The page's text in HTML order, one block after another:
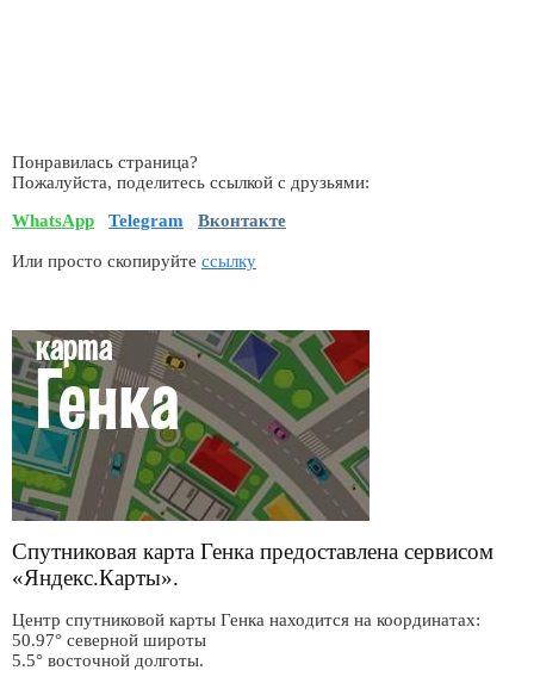
Понравилась страница?
Пожалуйста, поделитесь ссылкой с друзьями:
WhatsApp
Telegram Вконтакте
Или просто скопируйте ссылку
Спутниковая карта Генка предоставлена сервисом
«Яндекс.Карты».
Центр спутниковой карты Генка находится на координатах:
50.97° северной широты
5.5° восточной долготы.